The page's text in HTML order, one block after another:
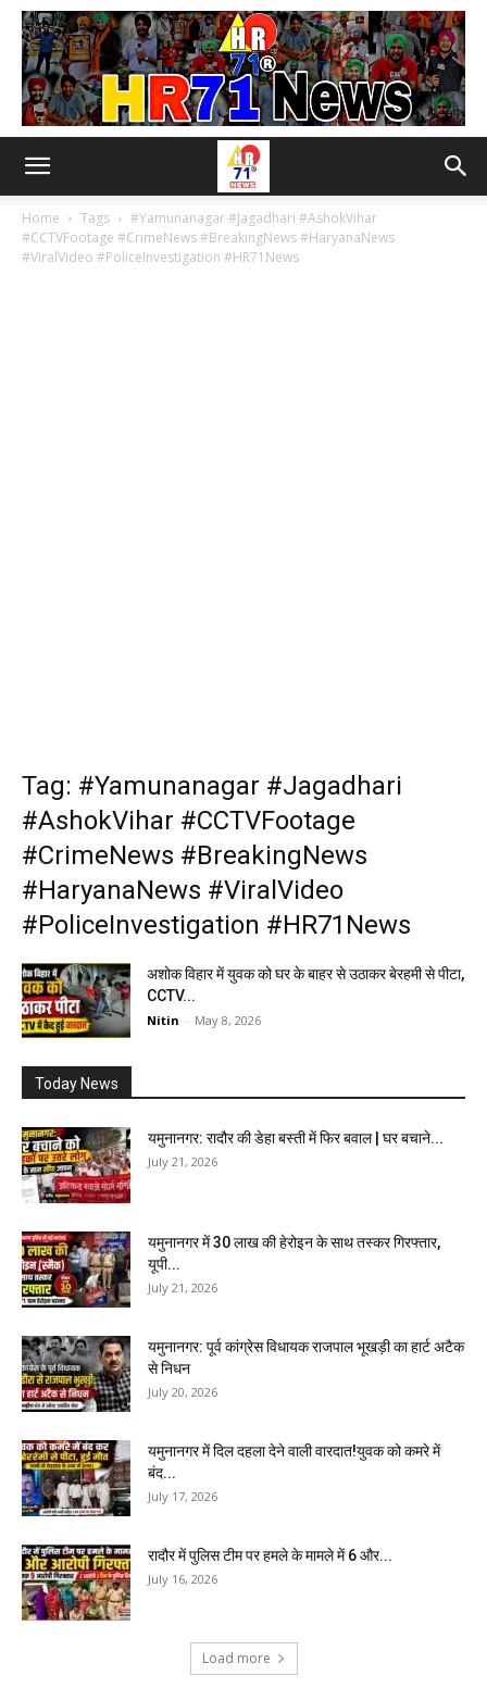
Home Tags
#Yamunanagar #Jagadhari #AshokVihar
#CCTVFootage #CrimeNews #BreakingNews #HaryanaNews
#ViralVideo #PoliceInvestigation #HR71News
Tag: #Yamunanagar #Jagadhari
#AshokVihar #CCTVFootage
#CrimeNews #BreakingNews
#HaryanaNews #ViralVideo
#PoliceInvestigation #HR71News
अशोक विहार में युवक को घर के बाहर से उठाकर बेरहमी से पीटा,
CCTV...
Nitin - May 8, 2026
Today News
यमुनानगर: रादौर की डेहा बस्ती में फिर बवाल | घर बचाने...
July 21, 2026
यमुनानगर में 30 लाख की हेरोइन के साथ तस्कर गिरफ्तार,
यूपी...
July 21, 2026
यमुनानगर: पूर्व कांग्रेस विधायक राजपाल भूखड़ी का हार्ट अटैक
से निधन
July 20, 2026
यमुनानगर में दिल दहला देने वाली वारदात!युवक को कमरे में
बंद...
July 17, 2026
रादौर में पुलिस टीम पर हमले के मामले में 6 और...
July 16, 2026
Load more